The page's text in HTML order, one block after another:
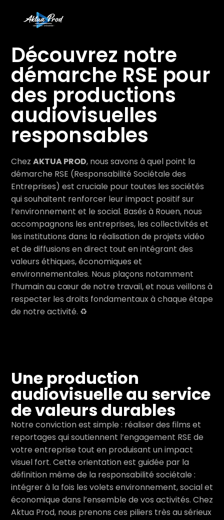
Découvrez notre
démarche RSE pour
des productions
audiovisuelles
responsables
Chez AKTUA PROD, nous savons à quel point la
démarche RSE (Responsabilité Sociétale des
Entreprises) est cruciale pour toutes les sociétés
qui souhaitent renforcer leur impact positif sur
l’environnement et le social. Basés à Rouen, nous
accompagnons les entreprises, les collectivités et
les institutions dans la réalisation de projets vidéo
et de diffusions en direct tout en intégrant des
valeurs éthiques, économiques et
environnementales. Nous plaçons notamment
l’humain au cœur de notre travail, et nous veillons à
respecter les droits fondamentaux à chaque étape
de notre activité. ♻️
Une production
audiovisuelle au service
de valeurs durables
Notre conviction est simple : réaliser des films et
reportages qui soutiennent l’engagement RSE de
votre entreprise tout en produisant un impact
visuel fort. Cette orientation est guidée par la
définition même de la responsabilité sociétale :
intégrer à la fois les volets environnement, social et
économique dans l’ensemble de vos activités. Chez
Aktua Prod, nous prenons ces piliers très au sérieux